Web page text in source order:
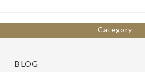
k
Category
BLOG